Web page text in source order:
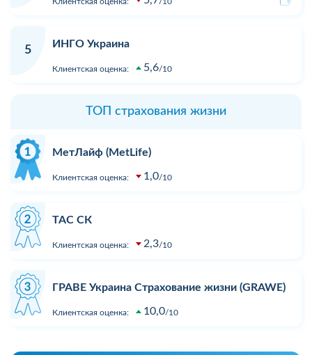
5
ИНГО Украина
Клиентская оценка: 5,6 10
ТОП страхования жизни
МетЛайф (MetLife)
Клиентская оценка: 1,0 10
ТАС СК
Клиентская оценка: 2,3 10
ГРАВЕ Украина Страхование жизни (GRAWE)
Клиентская оценка: 10,0 10